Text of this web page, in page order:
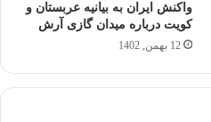
واکنش ایران به بیانیه عربستان و
کویت درباره میدان گازی آرش
12 بهمن, 1402